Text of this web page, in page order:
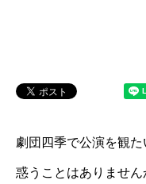
劇団四季で公演を観
惑うことはありませ